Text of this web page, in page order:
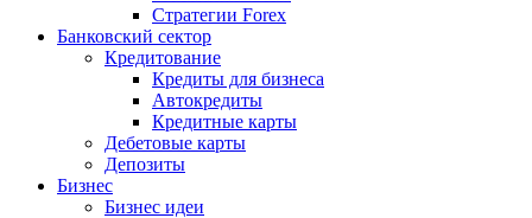
Стратегии Forex
Банковский сектор
Кредитование
Кредиты для бизнеса
Автокредиты
Кредитные карты
Дебетовые карты
Депозиты
Бизнес
Бизнес идеи